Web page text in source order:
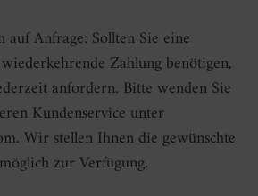
auf Anfrage: Sollten Sie eine
Zahlung benötigen,
anfordern. Bitte wenden Sie
Kundenservice unter
Wir stellen Ihnen die gewünschte
zur Verfügung.